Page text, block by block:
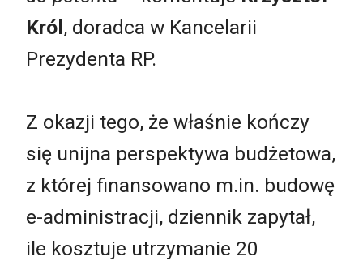
Król, doradca w Kancelarii
Prezydenta RP.
Z okazji tego, że właśnie kończy
się unijna perspektywa budżetowa,
z której finansowano m.in. budowę
e-administracji, dziennik zapytał,
ile kosztuje utrzymanie 20